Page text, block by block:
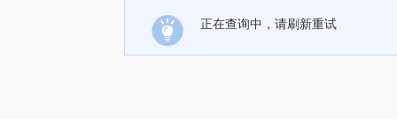
正在查询中，请刷新重试